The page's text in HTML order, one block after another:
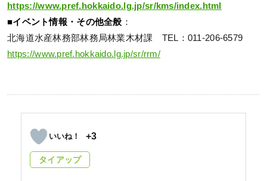
https://www.pref.hokkaido.lg.jp/sr/kms/index.html
■イベント情報・その他全般 ：
北海道水産林務部林務局林業木材課 TEL：011-206-6579
https://www.pref.hokkaido.lg.jp/sr/rrm/
+3
タイアップ